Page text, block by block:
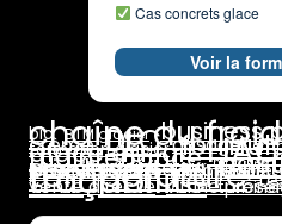
Cas concrets glace
Voir la
bio BTM glacier business
chaîne du froid
crème DLC dosage
formation glacier
glace au lait
maintenance marchés
pannes pasteurisateur
prix de vente
réseaux sociaux saisonnalité
stabilisants stabilisateur
température
traçabilité
vente directe vitrine